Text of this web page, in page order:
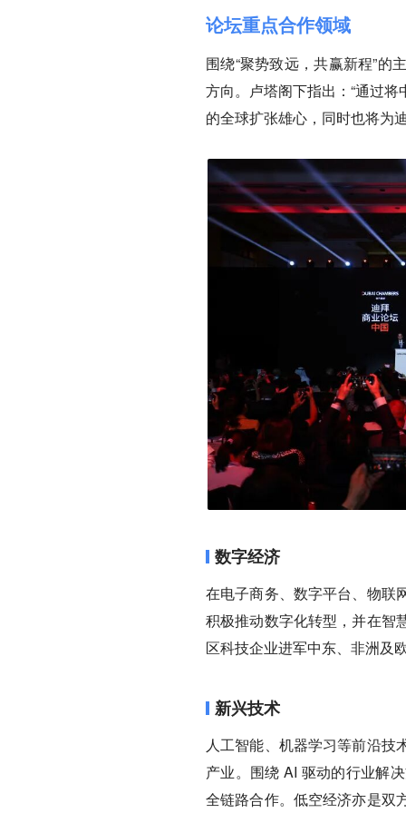
论坛重点合作领域
围绕“聚势致远，共赢新程”的
方向。卢塔阁下指出：“通过
的全球扩张雄心，同时也将为
数字经济
在电子商务、数字平台、物联
积极推动数字化转型，并在智
区科技企业进军中东、非洲及
新兴技术
人工智能、机器学习等前沿技
产业。围绕 AI 驱动的行业解
全链路合作。低空经济亦是双